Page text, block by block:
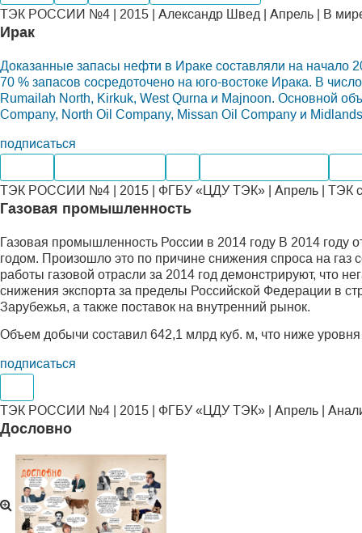
ТЭК РОССИИ №4 | 2015 | Александр Швед | Апрель | В
Ирак
Доказанные запасы нефти в Ираке составляли на начало
70 % запасов сосредоточено на юго-востоке Ирака. В
Rumailah North, Kirkuk, West Qurna и Majnoon. Основной
Company, North Oil Company, Missan Oil Company и
подписаться
ТЭК РОССИИ №4 | 2015 | ФГБУ «ЦДУ ТЭК» | Апрель | ТЭК
Газовая промышленность
Газовая промышленность России в 2014 году В 2014 году
годом. Произошло это по причине снижения спроса на
работы газовой отрасли за 2014 год демонстрируют, что
снижения экспорта за пределы Российской Федерации в
Зарубежья, а также поставок на внутренний рынок.
Объем добычи составил 642,1 млрд куб. м, что ниже
подписаться
ТЭК РОССИИ №4 | 2015 | ФГБУ «ЦДУ ТЭК» | Апрель |
Дословно